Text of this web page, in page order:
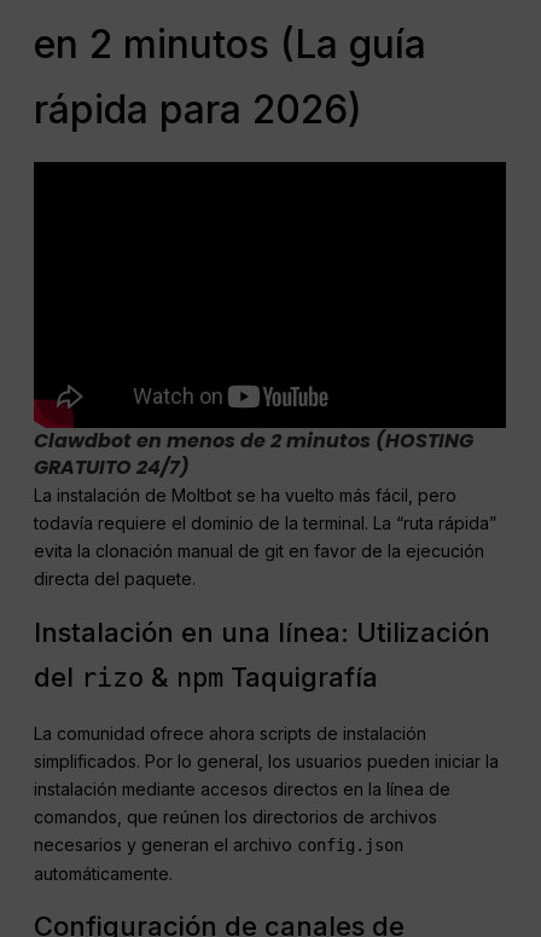
en 2 minutos (La guía
rápida para 2026)
Clawdbot en menos de 2 minutos (HOSTING
GRATUITO 24/7)
La instalación de Moltbot se ha vuelto más fácil, pero
todavía requiere el dominio de la terminal. La “ruta rápida”
evita la clonación manual de git en favor de la ejecución
directa del paquete.
Instalación en una línea: Utilización
del rizo & npm Taquigrafía
La comunidad ofrece ahora scripts de instalación
simplificados. Por lo general, los usuarios pueden iniciar la
instalación mediante accesos directos en la línea de
comandos, que reúnen los directorios de archivos
necesarios y generan el archivo config.json
automáticamente.
Configuración de canales de